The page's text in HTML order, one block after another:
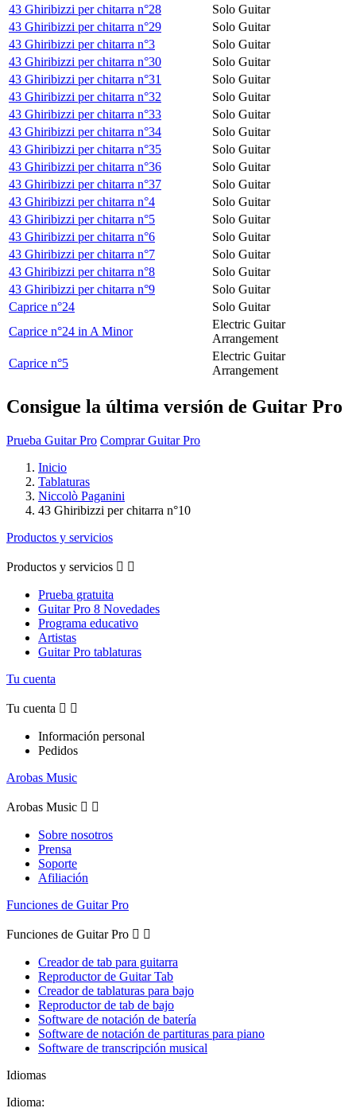
43 Ghiribizzi per chitarra n°28
Solo Guitar
43 Ghiribizzi per chitarra n°29
Solo Guitar
43 Ghiribizzi per chitarra n°3
Solo Guitar
43 Ghiribizzi per chitarra n°30
Solo Guitar
43 Ghiribizzi per chitarra n°31
Solo Guitar
43 Ghiribizzi per chitarra n°32
Solo Guitar
43 Ghiribizzi per chitarra n°33
Solo Guitar
43 Ghiribizzi per chitarra n°34
Solo Guitar
43 Ghiribizzi per chitarra n°35
Solo Guitar
43 Ghiribizzi per chitarra n°36
Solo Guitar
43 Ghiribizzi per chitarra n°37
Solo Guitar
43 Ghiribizzi per chitarra n°4
Solo Guitar
43 Ghiribizzi per chitarra n°5
Solo Guitar
43 Ghiribizzi per chitarra n°6
Solo Guitar
43 Ghiribizzi per chitarra n°7
Solo Guitar
43 Ghiribizzi per chitarra n°8
Solo Guitar
43 Ghiribizzi per chitarra n°9
Solo Guitar
Caprice n°24
Solo Guitar
Caprice n°24 in A Minor
Electric Guitar
Arrangement
Caprice n°5
Electric Guitar
Arrangement
Consigue la última versión de Guitar Pro
Prueba Guitar Pro Comprar Guitar Pro
Inicio
Tablaturas
Niccolò Paganini
43 Ghiribizzi per chitarra n°10
Productos y servicios
Productos y servicios  
Prueba gratuita
Guitar Pro 8 Novedades
Programa educativo
Artistas
Guitar Pro tablaturas
Tu cuenta
Tu cuenta  
Información personal
Pedidos
Arobas Music
Arobas Music  
Sobre nosotros
Prensa
Soporte
Afiliación
Funciones de Guitar Pro
Funciones de Guitar Pro  
Creador de tab para guitarra
Reproductor de Guitar Tab
Creador de tablaturas para bajo
Reproductor de tab de bajo
Software de notación de batería
Software de notación de partituras para piano
Software de transcripción musical
Idiomas
Idioma: